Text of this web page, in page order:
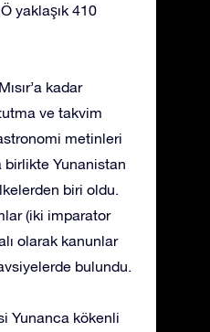
yaklaşık 410
kadar
ve takvim
metinleri
birlikte Yunanistan
biri oldu.
(iki imparator
olarak kanunlar
bulundu.
Yunanca kökenli